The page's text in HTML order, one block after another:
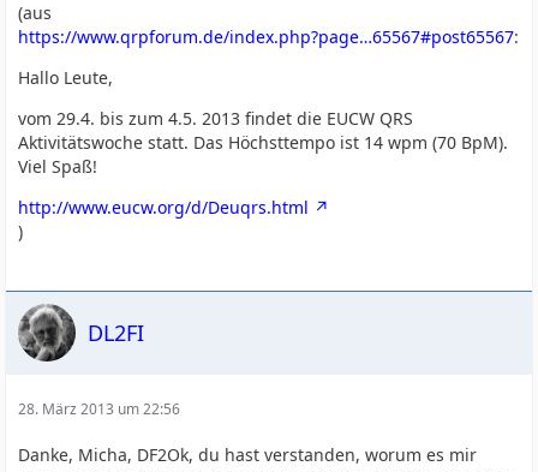
(aus
https://www.qrpforum.de/index.php?page…65567#post65567:
Hallo Leute,
vom 29.4. bis zum 4.5. 2013 findet die EUCW QRS
Aktivitätswoche statt. Das Höchsttempo ist 14 wpm (70 BpM).
Viel Spaß!
http://www.eucw.org/d/Deuqrs.html
)
DL2FI
28. März 2013 um 22:56
Danke, Micha, DF2Ok, du hast verstanden, worum es mir